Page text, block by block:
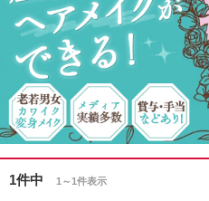
1件中 1～1件表示